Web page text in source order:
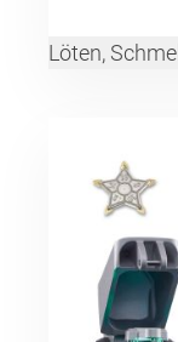
Löten,